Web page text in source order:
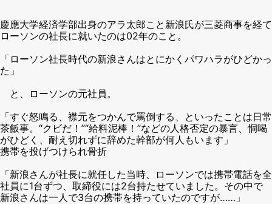
慶應大学経済学部出身のアラ太郎こと新浪氏が三菱商事を経て
ローソンの社長に就いたのは02年のこと。
「ローソン社長時代の新浪さんはとにかくパワハラがひどかっ
た」
と、ローソンの元社員。
「すぐ怒鳴る、襟元をつかんで罵倒する、といったことは日常
茶飯事。“クビだ！”“給料泥棒！”などの人格否定の暴言、恫喝
がひどく、耐え切れずに辞めた幹部が何人もいます」
携帯を投げつけられ骨折
「新浪さんが社長に就任した当時、ローソンでは携帯電話を全
社員に1台ずつ、取締役には2台持たせていました。その中で
新浪さんは一人で3台の携帯を持っていたのですが……」